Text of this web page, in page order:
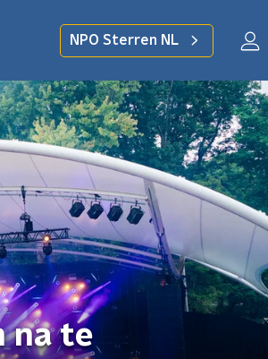
NPO Sterren NL
na te